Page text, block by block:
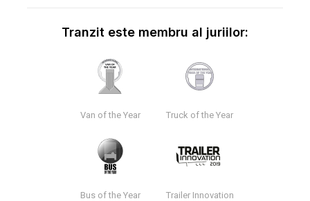
Tranzit este membru al juriilor:
Van of the Year Truck of the Year
Bus of the Year Trailer Innovation